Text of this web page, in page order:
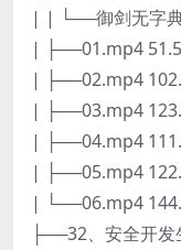
| | └──御剑无字
| ├──01.mp4
| ├──02.mp4
| ├──03.mp4
| ├──04.mp4
| ├──05.mp4
| └──06.mp4
├──32、安全开